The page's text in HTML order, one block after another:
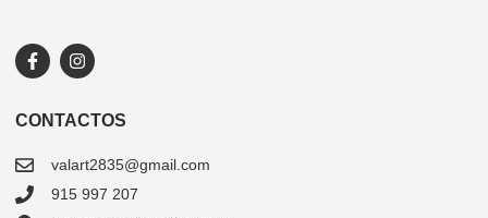
CONTACTOS
valart2835@gmail.com
915 997 207